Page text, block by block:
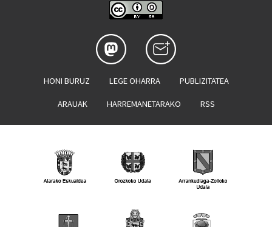
HONI BURUZ LEGE OHARRA PUBLIZITATEA
ARAUAK HARREMANETARAKO RSS